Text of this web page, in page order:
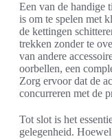
Een van de handige
is om te spelen met
de kettingen
trekken zonder te
van andere
oorbellen, een
Zorg ervoor dat de
concurreren met de
Tot slot is het
gelegenheid.